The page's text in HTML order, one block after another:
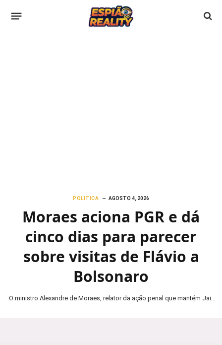
POLITICA AGOSTO 4, 2026
Moraes aciona PGR e dá
cinco dias para parecer
sobre visitas de Flávio a
Bolsonaro
O ministro Alexandre de Moraes, relator da ação penal que mantém Jair